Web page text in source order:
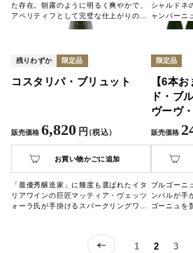
た存在。朝露のように明るく爽やかで、
アペリティフとして完璧な仕上がりのブ
ラン・ド・ブランのシャンパーニュで
シャルドネ
ャンパーニ
かな柑橘、
残りわずか
限定品
コスタリパ・ブリュット
販売価格 6,820 円（税込）
お買い物かごに追加
「最優秀醸造家」に幾度も選ばれたイタ
リアワインの巨匠マッティア・ヴェッツ
ォーラ氏が手掛けるスパークリングワイ
限定品
【6本
ド・ブ
ヴーヴ
販売価格
ブルゴーニ
ンバルが手
ゴーニュを
別な席まで
いだからこ
1 2 3